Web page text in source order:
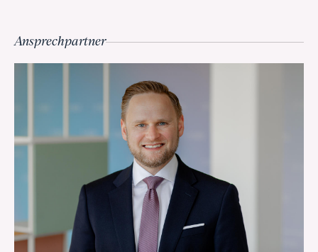
Ansprechpartner